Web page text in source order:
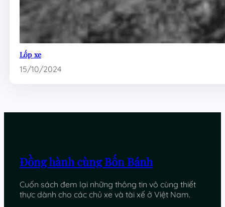
Lốp xe
15/10/2024
Đồng hành cùng Bốn Bánh
Cuốn sách đem lại những thông tin vô cùng thiết
thực dành cho các chủ xe và tài xế ở Việt Nam.